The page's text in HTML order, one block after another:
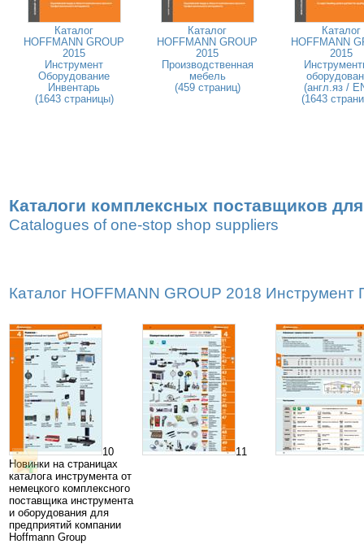
Каталог
HOFFMANN GROUP
2015
Инструмент
Оборудование
Инвентарь
(1643 страницы)
Каталог
HOFFMANN GROUP
2015
Производственная
мебель
(459 страниц)
Каталог
HOFFMANN
2015
(англ.яз /
(1643
Каталоги комплексных поставщиков
Catalogues of one-stop shop suppliers
Каталог HOFFMANN GROUP 2018
10
Новинки на страницах
каталога инструмента от
немецкого комплексного
поставщика инструмента
и оборудования для
предприятий компании
Hoffmann Group
11